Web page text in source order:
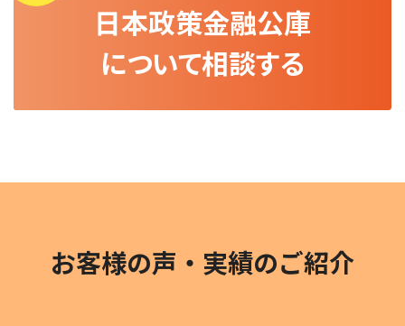
日本政策金融公庫
について相談する
お客様の声・実績のご紹介